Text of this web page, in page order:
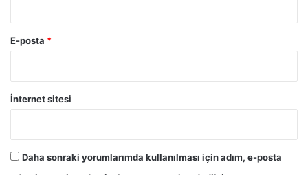
E-posta *
İnternet sitesi
Daha sonraki yorumlarımda kullanılması için adım, e-posta